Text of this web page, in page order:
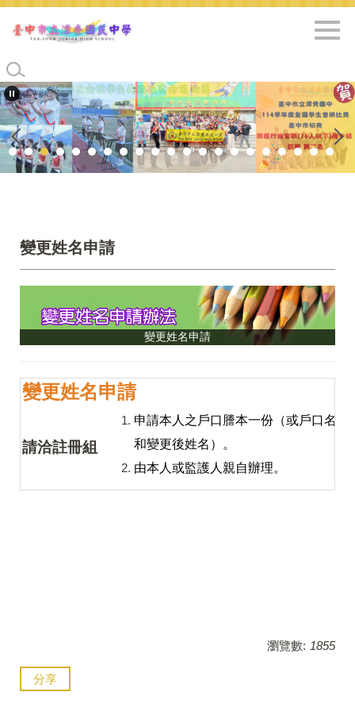
跳
到
要
內
容
區
變更姓名申請
變更姓名申請
變更姓名申請
請洽註冊組
申請本人之戶口謄本一份（或戶口名
和變更後姓名）。
由本人或監護人親自辦理。
瀏覽數: 1855
分享